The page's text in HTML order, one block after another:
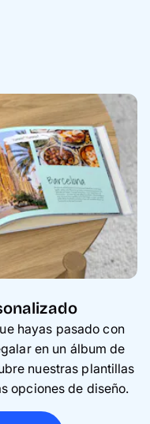
hayas pasado con
en un álbum de
nuestras plantillas
opciones de diseño.